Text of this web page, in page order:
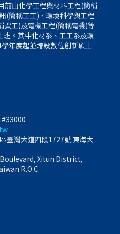
前由化學工程與材料工程(簡稱
(簡稱工工)、環境科學與工程
資工)及電機工程(簡稱電機)等
班。其中化材系、工工系及環
年度起並增設數位創新碩士
臺灣大道四段1727號 東海大
Boulevard, Xitun District,
R.O.C.